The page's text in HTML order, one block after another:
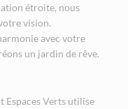
étroite, nous
vision.
avec votre
un jardin de rêve.
Verts utilise